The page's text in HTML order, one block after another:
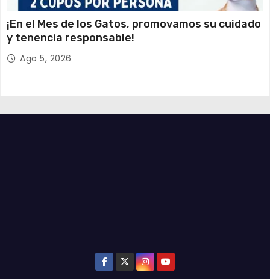
¡En el Mes de los Gatos, promovamos su cuidado
y tenencia responsable!
Ago 5, 2026